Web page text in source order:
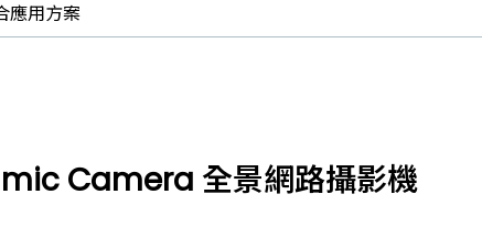
應用方案
Camera 全景網路攝影機